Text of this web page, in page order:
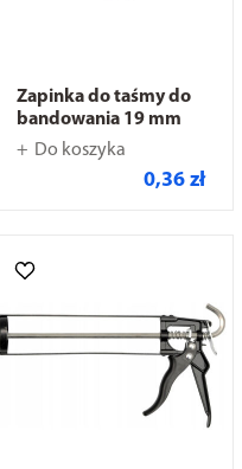
Zapinka do taśmy do
bandowania 19 mm
Do koszyka
0,36 zł